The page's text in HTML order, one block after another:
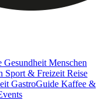
Gesundheit Menschen
Sport & Freizeit Reise
GastroGuide Kaffee &